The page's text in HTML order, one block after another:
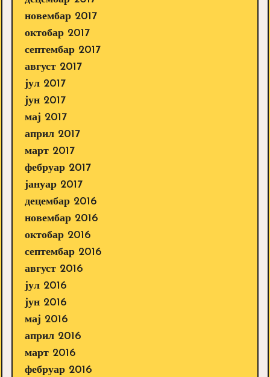
новембар 2017
октобар 2017
септембар 2017
август 2017
јул 2017
јун 2017
мај 2017
април 2017
март 2017
фебруар 2017
јануар 2017
децембар 2016
новембар 2016
октобар 2016
септембар 2016
август 2016
јул 2016
јун 2016
мај 2016
април 2016
март 2016
фебруар 2016